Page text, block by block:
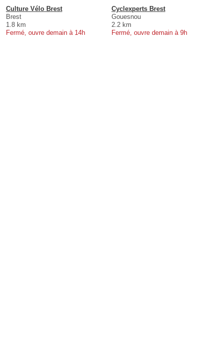
Culture Vélo Brest
Brest
1.8 km
Fermé, ouvre demain à 14h
Cyclexperts Brest
Gouesnou
2.2 km
Fermé, ouvre demain à 9h